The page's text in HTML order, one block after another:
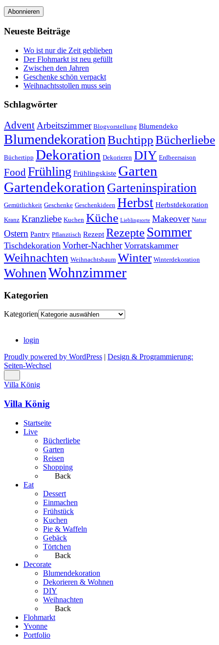
Abonnieren
Neueste Beiträge
Wo ist nur die Zeit geblieben
Der Flohmarkt ist neu gefüllt
Zwischen den Jahren
Geschenke schön verpackt
Weihnachtsstollen muss sein
Schlagwörter
Advent Arbeitszimmer Blogvorstellung Blumendeko
Blumendekoration BuchtippBücherliebe
Büchertipp Dekoration Dekorieren DIY Erdbeersaison
FoodFrühling Frühlingskiste Garten
Gartendekoration Garteninspiration
Gemütlichkeit Geschenke Geschenkideen Herbst Herbstdekoration
Kranz Kranzliebe Kuchen Küche Lieblingsorte Makeover Natur
Ostern Pantry Pflanztisch Rezept Rezepte Sommer
Tischdekoration Vorher-Nachher Vorratskammer
Weihnachten Weihnachtsbaum Winter Winterdekoration
WohnenWohnzimmer
Kategorien
Kategorien
login
Proudly powered by WordPress
Design & Programmierung:
Seiten-Wechsel
Villa König
Villa König
Startseite
Live
Bücherliebe
Garten
Reisen
Shopping
Back
Eat
Dessert
Einmachen
Frühstück
Kuchen
Pie & Waffeln
Gebäck
Törtchen
Back
Decorate
Blumendekoration
Dekorieren & Wohnen
DIY
Weihnachten
Back
Flohmarkt
Yvonne
Portfolio